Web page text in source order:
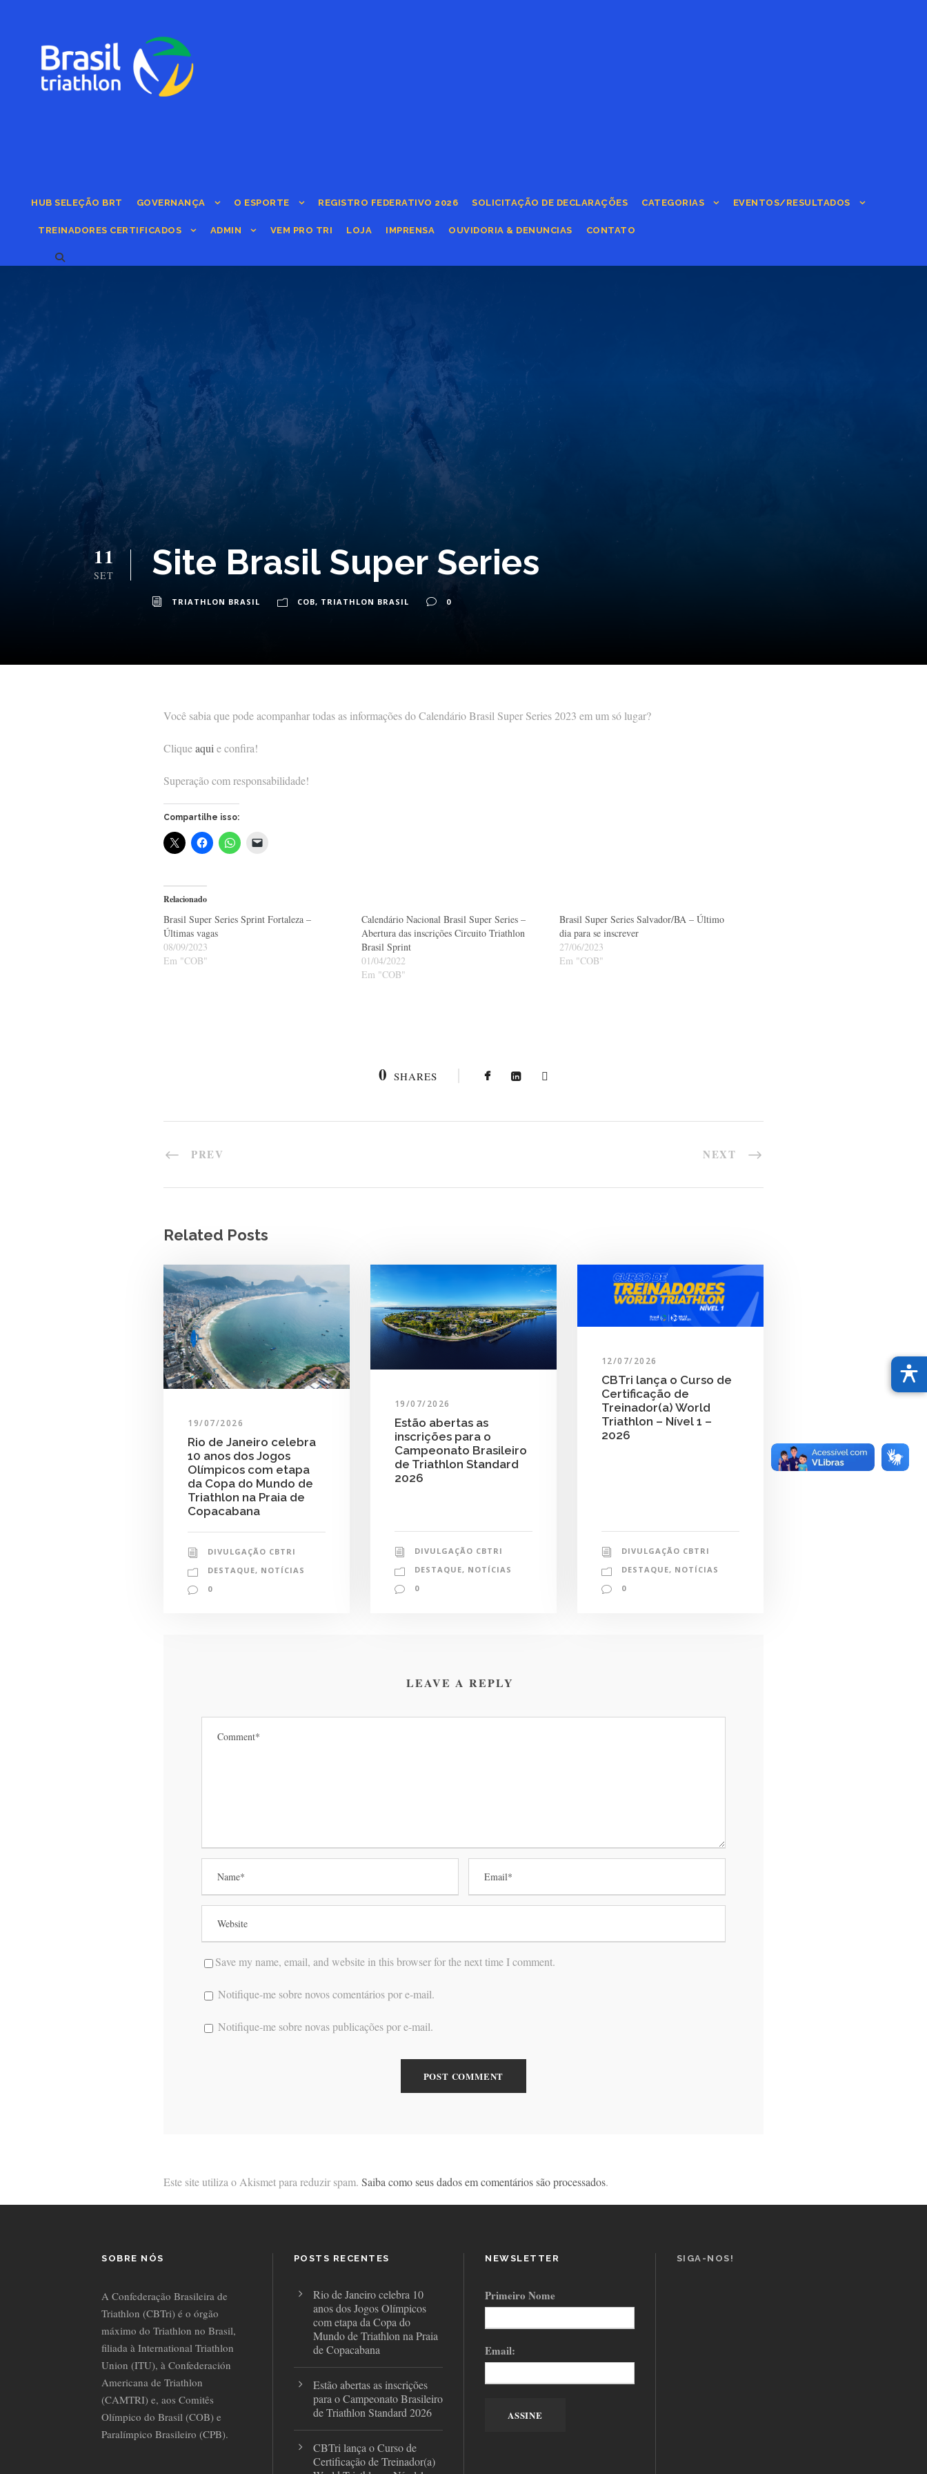
HUB SELEÇÃO BRT GOVERNANÇA O ESPORTE REGISTRO FEDERATIVO 2026 SOLICITAÇÃO DE DECLARAÇÕES CATEGORIAS EVENTOS/RESULTADOS
TREINADORES CERTIFICADOS ADMIN VEM PRO TRI LOJA IMPRENSA OUVIDORIA & DENUNCIAS CONTATO
11
SET Site Brasil Super Series
TRIATHLON BRASIL COB, TRIATHLON BRASIL 0
Você sabia que pode acompanhar todas as informações do Calendário Brasil Super Series 2023 em um só lugar?
Cliqueaquie confira!
Superação com responsabilidade!
Compartilhe isso:
Relacionado
Brasil Super Series Sprint Fortaleza –
Últimas vagas
08/09/2023
Em "COB"
Calendário Nacional Brasil Super Series –
Abertura das inscrições Circuito Triathlon
Brasil Sprint
01/04/2022
Em "COB"
Brasil Super Series Salvador/BA – Último
dia para se inscrever
27/06/2023
Em "COB"
0 SHARES
PREV NEXT
Related Posts
19/07/2026
Rio de Janeiro celebra
10 anos dos Jogos
Olímpicos com etapa
da Copa do Mundo de
Triathlon na Praia de
Copacabana
DIVULGAÇÃO CBTRI
DESTAQUE, NOTÍCIAS
0
19/07/2026
Estão abertas as
inscrições para o
Campeonato Brasileiro
de Triathlon Standard
2026
DIVULGAÇÃO CBTRI
DESTAQUE, NOTÍCIAS
0
12/07/2026
CBTri lança o Curso de
Certificação de
Treinador(a) World
Triathlon – Nível 1 –
2026
DIVULGAÇÃO CBTRI
DESTAQUE, NOTÍCIAS
0
LEAVE A REPLY
Save my name, email, and website in this browser for the next time I comment.
Notifique-me sobre novos comentários por e-mail.
Notifique-me sobre novas publicações por e-mail.
Este site utiliza o Akismet para reduzir spam. Saiba como seus dados em comentários são processados.
SOBRE NÓS
A Confederação Brasileira de
Triathlon (CBTri) é o órgão
máximo do Triathlon no Brasil,
filiada à International Triathlon
Union (ITU), à Confederación
Americana de Triathlon
(CAMTRI) e, aos Comitês
Olímpico do Brasil (COB) e
Paralímpico Brasileiro (CPB).
POSTS RECENTES
Rio de Janeiro celebra 10
anos dos Jogos Olímpicos
com etapa da Copa do
Mundo de Triathlon na Praia
de Copacabana
Estão abertas as inscrições
para o Campeonato Brasileiro
de Triathlon Standard 2026
CBTri lança o Curso de
Certificação de Treinador(a)
NEWSLETTER
Primeiro Nome
Email:
SIGA-NOS!